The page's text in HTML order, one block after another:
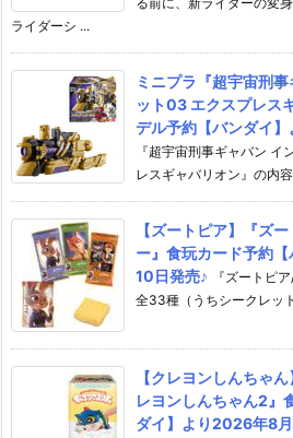
ライダーシ ...
ミニプラ『超宇宙刑
ット03 エクスプレス
デル予約【バンダイ
『超宇宙刑事ギャバン
レスギャバリオン』の内
【ズートピア】『ズ
ー』食玩カード予約
10日発売♪
『ズートピ
全33種（うちシークレッ
【クレヨンしんちゃ
レヨンしんちゃん2』
ダイ】より2026年8